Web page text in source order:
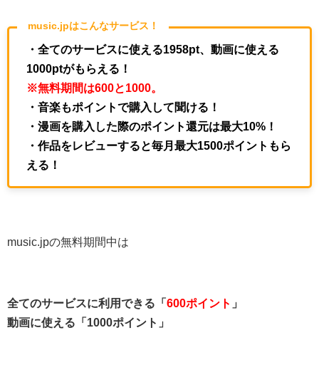
music.jpはこんなサービス！
・全てのサービスに使える1958pt、動画に使える
1000ptがもらえる！
※無料期間は600と1000。
・音楽もポイントで購入して聞ける！
・漫画を購入した際のポイント還元は最大10%！
・作品をレビューすると毎月最大1500ポイントもら
える！
music.jpの無料期間中は
全てのサービスに利用できる「 600ポイント 」
動画に使える「1000ポイント」